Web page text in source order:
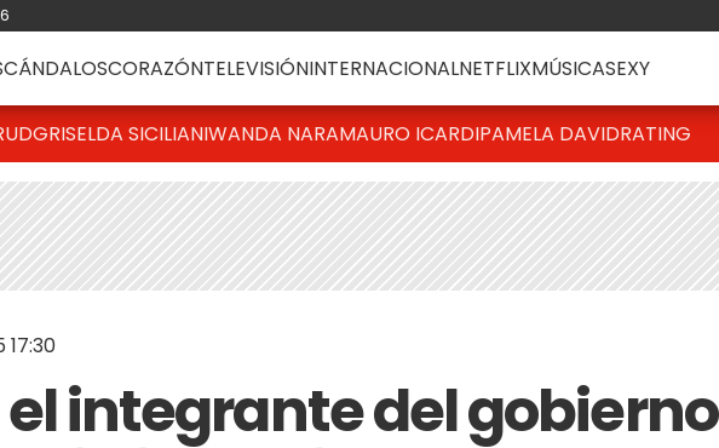
CORAZÓNTELEVISIÓNINTERNACIONALNETFLIXMÚSICASEXY
GRISELDA SICILIANIWANDA NARAMAURO ICARDIPAMELA DAVIDRATING
el integrante del gobierno